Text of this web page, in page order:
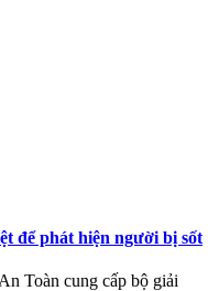
để phát hiện người bị sốt
Toàn cung cấp bộ giải